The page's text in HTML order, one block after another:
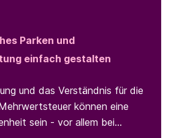
Parken und
einfach gestalten
und das Verständnis für die
können eine
sein - vor allem bei